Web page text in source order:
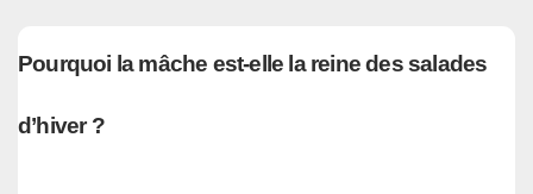
Pourquoi la mâche est-elle la reine des salades
d’hiver ?